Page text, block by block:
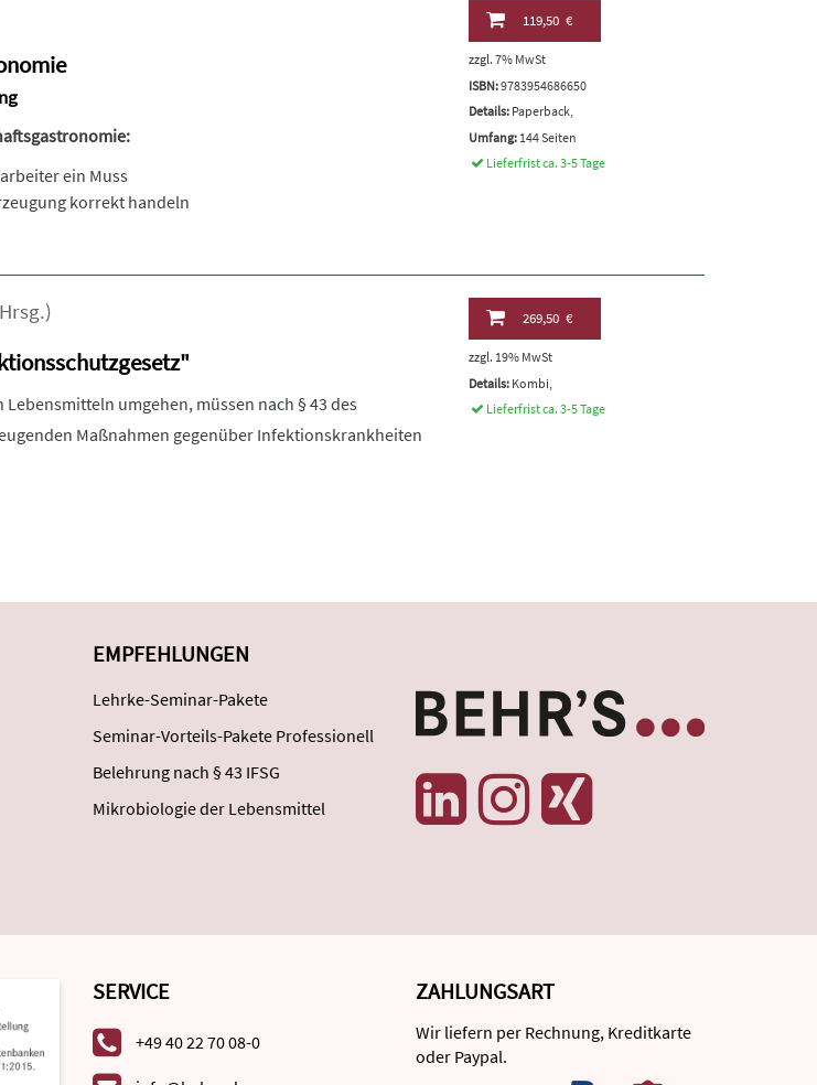
ein Muss
korrekt handeln
119,50 €
zzgl. 7% MwSt
ISBN:9783954686650
Details: Paperback,
Umfang: 144 Seiten
Lieferfrist ca. 3-5 Tage
umgehen, müssen nach § 43 des
Maßnahmen gegenüber Infektionskrankheiten
269,50 €
zzgl. 19% MwSt
Details: Kombi,
Lieferfrist ca. 3-5 Tage
EMPFEHLUNGEN
Lehrke-Seminar-Pakete
Seminar-Vorteils-Pakete Professionell
Belehrung nach § 43 IFSG
Mikrobiologie der Lebensmittel
SERVICE
+49 40 22 70 08-0
ZAHLUNGSART
Wir liefern per Rechnung, Kreditkarte
oder Paypal.